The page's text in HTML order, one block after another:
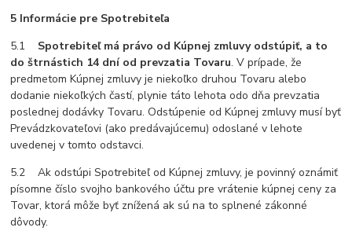
5 Informácie pre Spotrebiteľa
5.1 Spotrebiteľ má právo od Kúpnej zmluvy odstúpiť, a to
do štrnástich 14 dní od prevzatia Tovaru. V prípade, že
predmetom Kúpnej zmluvy je niekoľko druhou Tovaru alebo
dodanie niekoľkých častí, plynie táto lehota odo dňa prevzatia
poslednej dodávky Tovaru. Odstúpenie od Kúpnej zmluvy musí byť
Prevádzkovateľovi (ako predávajúcemu) odoslané v lehote
uvedenej v tomto odstavci.
5.2 Ak odstúpi Spotrebiteľ od Kúpnej zmluvy, je povinný oznámiť
písomne číslo svojho bankového účtu pre vrátenie kúpnej ceny za
Tovar, ktorá môže byť znížená ak sú na to splnené zákonné
dôvody.